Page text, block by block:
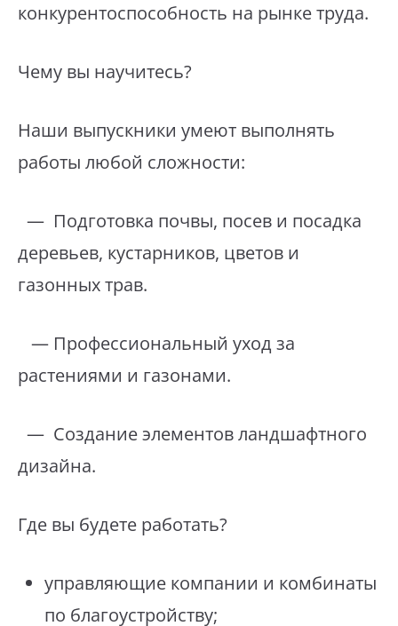
конкурентоспособность на рынке труда.
Чему вы научитесь?
Наши выпускники умеют выполнять
работы любой сложности:
— Подготовка почвы, посев и посадка
деревьев, кустарников, цветов и
газонных трав.
— Профессиональный уход за
растениями и газонами.
— Создание элементов ландшафтного
дизайна.
Где вы будете работать?
управляющие компании и комбинаты
по благоустройству;